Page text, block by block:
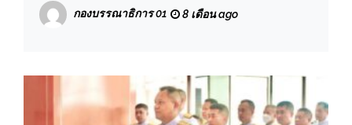
ยาเสพติดตรวจสอบหนีหมายจับสมคบและ
จำหน่ายมาจากเมืองกาญจน์ฯ ผกก.ตบรางวัล
กองบรรณาธิการ 01 8 เดือน ago